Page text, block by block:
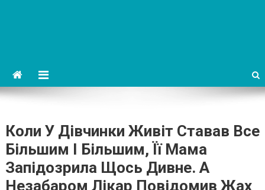
Коли У Дівчинки Живіт Ставав Все
Більшим І Більшим, Її Мама
Запідозрила Щось Дивне. А
Незабаром Лікар Повідомив Жах